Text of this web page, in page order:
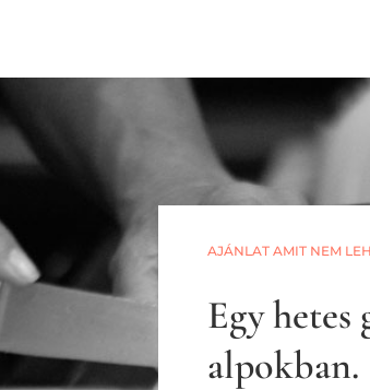
AJÁNLAT AMIT NEM
Egy hetes
alpokban.